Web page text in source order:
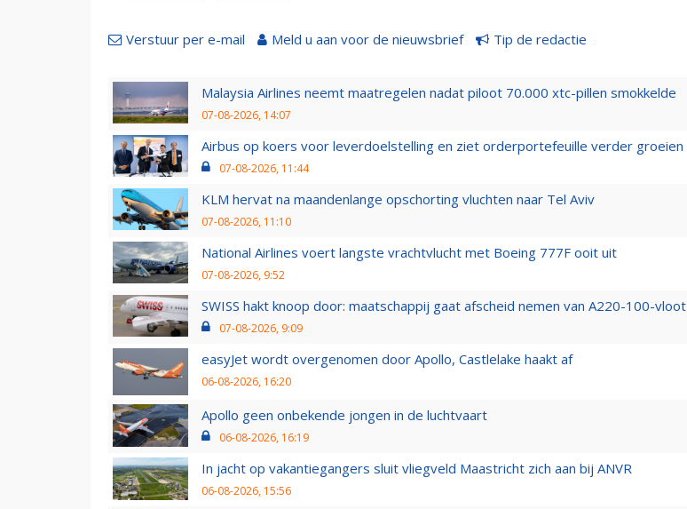
Verstuur per e-mail Meld u aan voor de nieuwsbrief Tip de redactie
Malaysia Airlines neemt maatregelen nadat piloot 70.000 xtc-pillen smokkelde
07-08-2026, 14:07
Airbus op koers voor leverdoelstelling en ziet orderportefeuille verder groeien
07-08-2026, 11:44
KLM hervat na maandenlange opschorting vluchten naar Tel Aviv
07-08-2026, 11:10
National Airlines voert langste vrachtvlucht met Boeing 777F ooit uit
07-08-2026, 9:52
SWISS hakt knoop door: maatschappij gaat afscheid nemen van A220-100-vloot
07-08-2026, 9:09
easyJet wordt overgenomen door Apollo, Castlelake haakt af
06-08-2026, 16:20
Apollo geen onbekende jongen in de luchtvaart
06-08-2026, 16:19
In jacht op vakantiegangers sluit vliegveld Maastricht zich aan bij ANVR
06-08-2026, 15:56